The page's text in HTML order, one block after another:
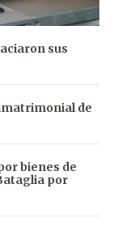
sus
de
bienes de
por